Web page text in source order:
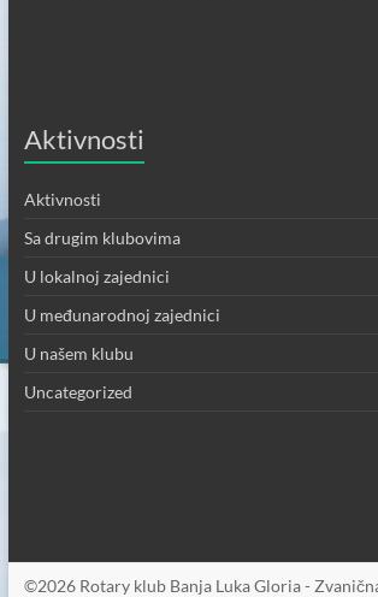
Aktivnosti
Aktivnosti
Sa drugim klubovima
U lokalnoj zajednici
U međunarodnoj zajednici
U našem klubu
Uncategorized
©2026 Rotary klub Banja Luka Gloria -